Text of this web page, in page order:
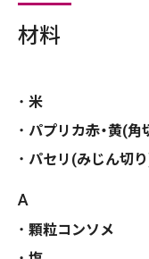
材料
米
パプリカ赤・黄(角
パセリ(みじん切
A
顆粒コンソメ